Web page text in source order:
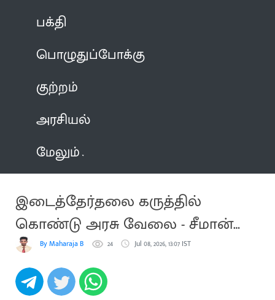
பக்தி
பொழுதுப்போக்கு
குற்றம்
அரசியல்
மேலும்
இடைத்தேர்தலை கருத்தில்
கொண்டு அரசு வேலை - சீமான்
கண்டனம்
By Maharaja B 24 Jul 08, 2026, 13:07 IST